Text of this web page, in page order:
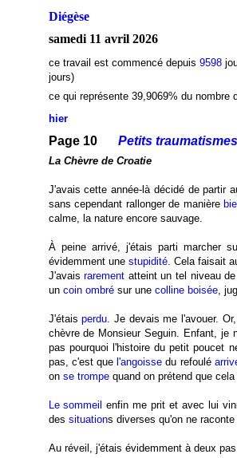
Diégèse
samedi 11 avril 2026
ce travail est commencé depuis 9598
jours)
ce qui représente 39,9069% du nombre
hier
Page 10 Petits traumatismes
La Chèvre de Croatie
J'avais cette année-là décidé de partir
sans cependant rallonger de manière
calme, la nature encore sauvage.
À peine arrivé, j'étais parti marcher
évidemment une stupidité. Cela faisait
J'avaisrarement atteint un tel niveau
un coin ombrésur une colline boisée,
J'étaisperdu. Je devais me l'avouer.
chèvre de Monsieur Seguin. Enfant,
pas pourquoi l'histoire du petit poucet
pas, c'est que l'angoisse du refoulé
on se trompequand on prétend que
Le sommeil enfin me prit et avec lui
des situations diverses qu'on ne
Au réveil, j'étais évidemment à deux